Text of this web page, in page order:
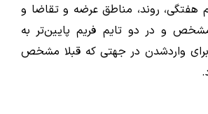
هفتگی، روند، مناطق عرضه و تقاضا و
و در دو تایم فریم پایین‌تر به
برای واردشدن در جهتی که قبلا مشخص